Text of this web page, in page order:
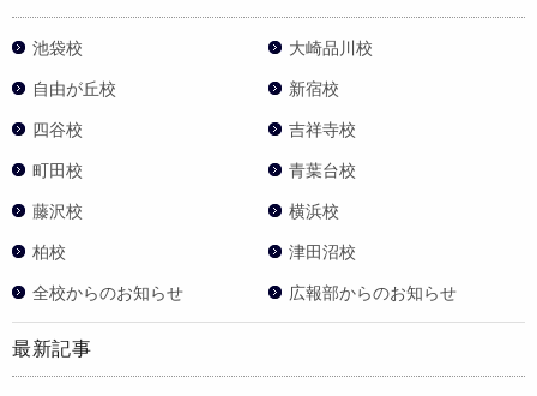
池袋校 大崎品川校
自由が丘校 新宿校
四谷校 吉祥寺校
町田校 青葉台校
藤沢校 横浜校
柏校 津田沼校
全校からのお知らせ 広報部からのお知らせ
最新記事